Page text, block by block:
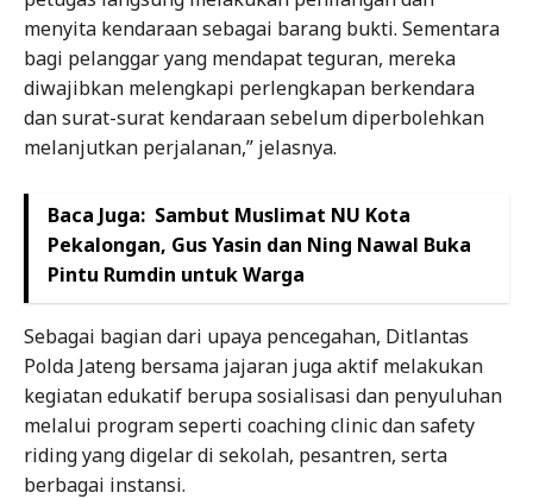
menyita kendaraan sebagai barang bukti. Sementara
bagi pelanggar yang mendapat teguran, mereka
diwajibkan melengkapi perlengkapan berkendara
dan surat-surat kendaraan sebelum diperbolehkan
melanjutkan perjalanan,” jelasnya.
Baca Juga: Sambut Muslimat NU Kota
Pekalongan, Gus Yasin dan Ning Nawal Buka
Pintu Rumdin untuk Warga
Sebagai bagian dari upaya pencegahan, Ditlantas
Polda Jateng bersama jajaran juga aktif melakukan
kegiatan edukatif berupa sosialisasi dan penyuluhan
melalui program seperti coaching clinic dan safety
riding yang digelar di sekolah, pesantren, serta
berbagai instansi.